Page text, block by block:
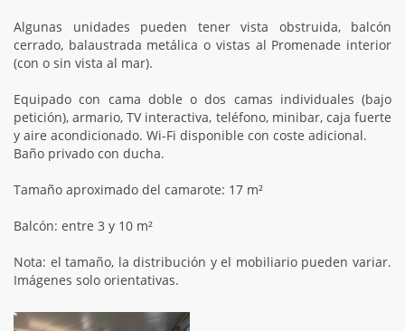
Algunas unidades pueden tener vista obstruida, balcón
cerrado, balaustrada metálica o vistas al Promenade interior
(con o sin vista al mar).
Equipado con cama doble o dos camas individuales (bajo
petición), armario, TV interactiva, teléfono, minibar, caja fuerte
y aire acondicionado. Wi-Fi disponible con coste adicional.
Baño privado con ducha.
Tamaño aproximado del camarote: 17 m²
Balcón: entre 3 y 10 m²
Nota: el tamaño, la distribución y el mobiliario pueden variar.
Imágenes solo orientativas.